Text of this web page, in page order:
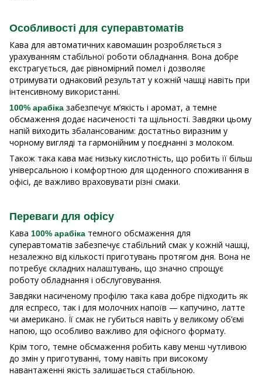
Особливості для суперавтоматів
Кава для автоматичних кавомашин розробляється з
урахуванням стабільної роботи обладнання. Вона добре
екстрагується, дає рівномірний помел і дозволяє
отримувати однаковий результат у кожній чашці навіть при
інтенсивному використанні.
100% арабіка забезпечує м’якість і аромат, а темне
обсмаження додає насиченості та щільності. Завдяки цьому
напій виходить збалансованим: достатньо виразним у
чорному вигляді та гармонійним у поєднанні з молоком.
Також така кава має низьку кислотність, що робить її більш
універсальною і комфортною для щоденного споживання в
офісі, де важливо враховувати різні смаки.
Переваги для офісу
Кава 100% арабіка темного обсмаження для
суперавтоматів забезпечує стабільний смак у кожній чашці,
незалежно від кількості приготувань протягом дня. Вона не
потребує складних налаштувань, що значно спрощує
роботу обладнання і обслуговування.
Завдяки насиченому профілю така кава добре підходить як
для еспресо, так і для молочних напоїв — капучино, латте
чи американо. Її смак не губиться навіть у великому об’ємі
напою, що особливо важливо для офісного формату.
Крім того, темне обсмаження робить каву менш чутливою
до змін у приготуванні, тому навіть при високому
навантаженні якість залишається стабільною.